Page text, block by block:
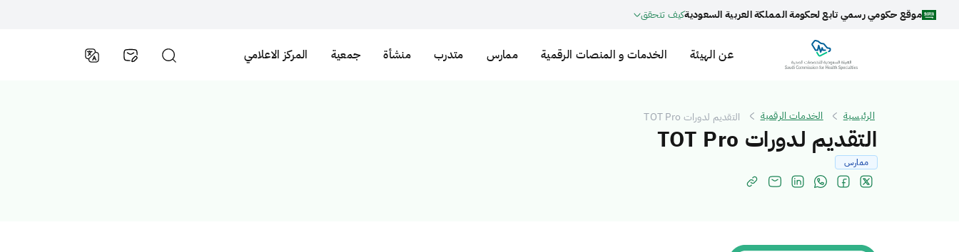
موقع حكومي رسمي تابع لحكومة المملكة العربية السعوديةكيف تتحقق
عن الهيئة الخدمات و المنصات الرقمية ممارس متدرب منشأة جمعية المركز الاعلامي
الرئيسية الخدمات الرقمية التقديم لدورات TOT Pro
التقديم لدورات TOT Pro
ممارس